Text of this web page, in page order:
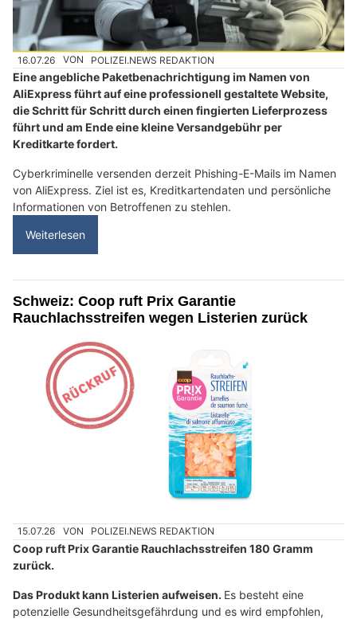
16.07.26 VON POLIZEI.NEWS REDAKTION
Eine angebliche Paketbenachrichtigung im Namen von
AliExpress führt auf eine professionell gestaltete Website,
die Schritt für Schritt durch einen fingierten Lieferprozess
führt und am Ende eine kleine Versandgebühr per
Kreditkarte fordert.
Cyberkriminelle versenden derzeit Phishing-E-Mails im Namen
von AliExpress. Ziel ist es, Kreditkartendaten und persönliche
Informationen von Betroffenen zu stehlen.
Weiterlesen
Schweiz: Coop ruft Prix Garantie
Rauchlachsstreifen wegen Listerien zurück
15.07.26 VON POLIZEI.NEWS REDAKTION
Coop ruft Prix Garantie Rauchlachsstreifen 180 Gramm
zurück.
Das Produkt kann Listerien aufweisen. Es besteht eine
potenzielle Gesundheitsgefährdung und es wird empfohlen,